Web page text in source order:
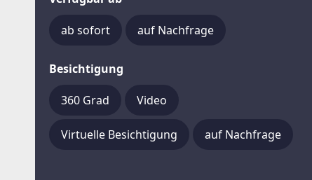
ab sofort auf Nachfrage
Besichtigung
360 Grad Video
Virtuelle Besichtigung auf Nachfrage